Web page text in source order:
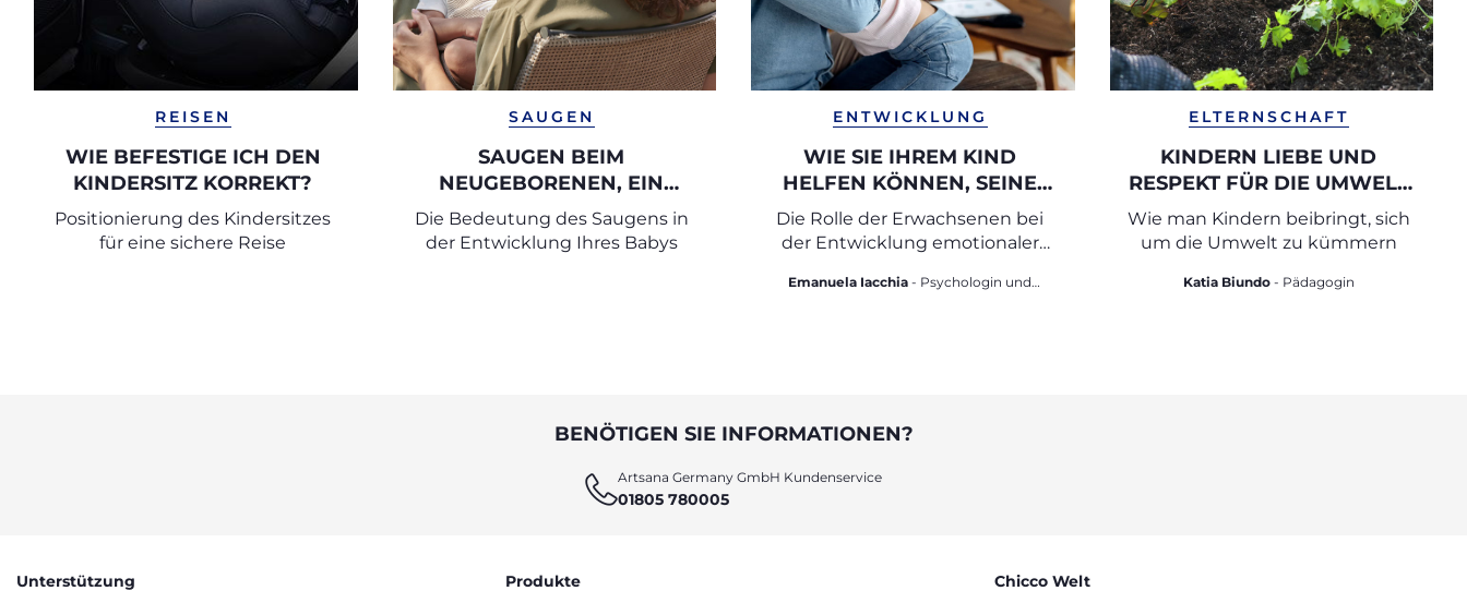
REISEN
WIE BEFESTIGE ICH DEN
KINDERSITZ KORREKT?
Positionierung des Kindersitzes
für eine sichere Reise
SAUGEN
SAUGEN BEIM
NEUGEBORENEN, EIN
TROST
Die Bedeutung des Saugens in
der Entwicklung Ihres Babys
ENTWICKLUNG
WIE SIE IHREM KIND
HELFEN KÖNNEN, SEINE
GEFÜHLE ZU ERKENNEN
UND AUSZUDRÜCKEN
Die Rolle der Erwachsenen bei
der Entwicklung emotionaler
Emanuela Iacchia - Psychologin und
ELTERNSCHAFT
KINDERN LIEBE UND
RESPEKT FÜR DIE UMWELT
VERMITTELN
Wie man Kindern beibringt, sich
um die Umwelt zu kümmern
Katia Biundo - Pädagogin
BENÖTIGEN SIE INFORMATIONEN?
Artsana Germany GmbH Kundenservice
01805 780005
Unterstützung Produkte Chicco Welt